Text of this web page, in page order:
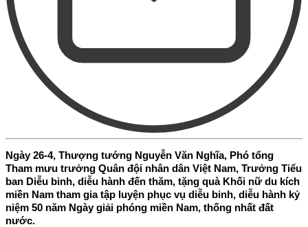
Ngày 26-4, Thượng tướng Nguyễn Văn Nghĩa, Phó tổng
Tham mưu trưởng Quân đội nhân dân Việt Nam, Trưởng Tiểu
ban Diễu binh, diễu hành đến thăm, tặng quà Khối nữ du kích
miền Nam tham gia tập luyện phục vụ diễu binh, diễu hành kỷ
niệm 50 năm Ngày giải phóng miền Nam, thống nhất đất
nước.